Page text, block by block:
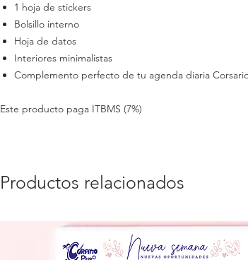
1 hoja de stickers
Bolsillo interno
Hoja de datos
Interiores minimalistas
Complemento perfecto de tu agenda diaria
Este producto paga ITBMS (7%)
Productos relacionados